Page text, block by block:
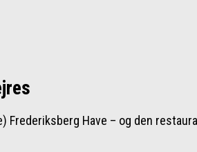
Frederiksberg Have – og den